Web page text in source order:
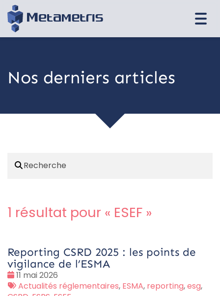
Nos derniers articles
1 résultat pour « ESEF »
Reporting CSRD 2025 : les points de
vigilance de l’ESMA
Date
:
11 mai 2026
Tags
Actualités réglementaires, ESMA, reporting,esg,